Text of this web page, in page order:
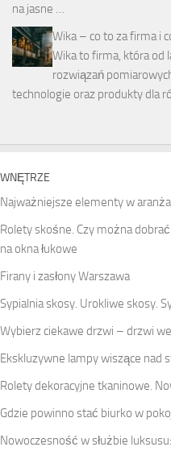
na jasne …
Wika – co to za firma i
Wika to firma, która od
rozwiązań
technologie oraz produkty dla
WNĘTRZE
Najważniejsze elementy w
Rolety skośne. Czy można
na okna łukowe
Firany i zasłony Warszawa
Sypialnia skosy. Urokliwe skosy.
Wybierz ciekawe drzwi – drzwi
Ekskluzywne lampy wiszące nad
Rolety dekoracyjne tkaninowe.
Gdzie powinno stać biurko w
Nowoczesność w służbie